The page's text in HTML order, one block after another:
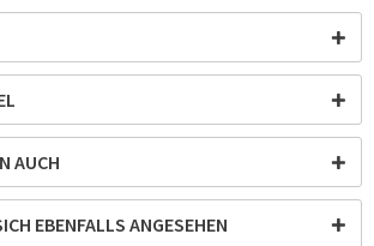
AUCH
EBENFALLS ANGESEHEN